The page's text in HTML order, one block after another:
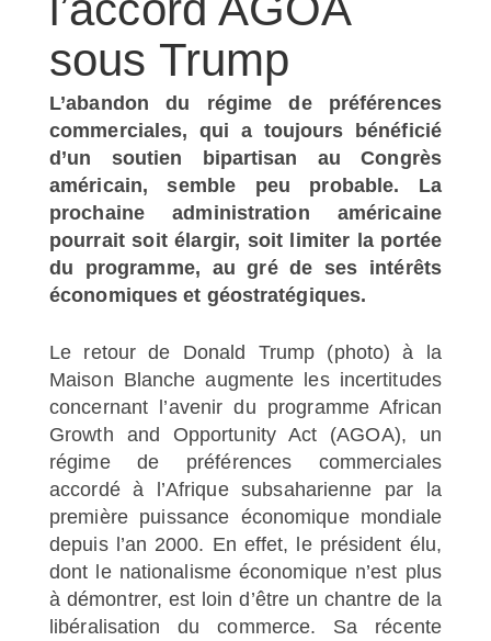
sous Trump
L’abandon du régime de préférences
commerciales, qui a toujours bénéficié
d’un soutien bipartisan au Congrès
américain, semble peu probable. La
prochaine administration américaine
pourrait soit élargir, soit limiter la portée
du programme, au gré de ses intérêts
économiques et géostratégiques.
Le retour de Donald Trump (photo) à la
Maison Blanche augmente les incertitudes
concernant l’avenir du programme African
Growth and Opportunity Act (AGOA), un
régime de préférences commerciales
accordé à l’Afrique subsaharienne par la
première puissance économique mondiale
depuis l’an 2000. En effet, le président élu,
dont le nationalisme économique n’est plus
à démontrer, est loin d’être un chantre de la
libéralisation du commerce. Sa récente